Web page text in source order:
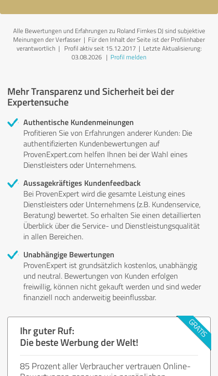
Alle Bewertungen und Erfahrungen zu Roland Firnkes DJ sind subjektive
Meinungen der Verfasser | Für den Inhalt der Seite ist der Profilinhaber
verantwortlich | Profil aktiv seit 15.12.2017 | Letzte Aktualisierung:
03.08.2026 | Profil melden
Mehr Transparenz und Sicherheit bei der
Expertensuche
Authentische Kundenmeinungen
Profitieren Sie von Erfahrungen anderer Kunden: Die
authentifizierten Kundenbewertungen auf
ProvenExpert.com helfen Ihnen bei der Wahl eines
Dienstleisters oder Unternehmens.
Aussagekräftiges Kundenfeedback
Bei ProvenExpert wird die gesamte Leistung eines
Dienstleisters oder Unternehmens (z.B. Kundenservice,
Beratung) bewertet. So erhalten Sie einen detaillierten
Überblick über die Service- und Dienstleistungsqualität
in allen Bereichen.
Unabhängige Bewertungen
ProvenExpert ist grundsätzlich kostenlos, unabhängig
und neutral. Bewertungen von Kunden erfolgen
freiwillig, können nicht gekauft werden und sind weder
finanziell noch anderweitig beeinflussbar.
Ihr guter Ruf:
Die beste Werbung der Welt!
85 Prozent aller Verbraucher vertrauen Online-